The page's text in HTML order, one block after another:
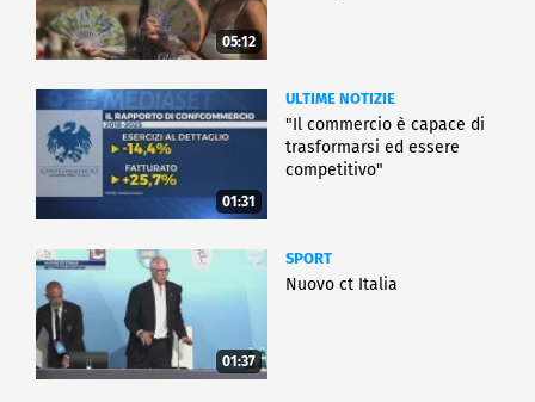
05:12
01:31
ULTIME NOTIZIE
"Il commercio è capace di
trasformarsi ed essere
competitivo"
01:37
SPORT
Nuovo ct Italia